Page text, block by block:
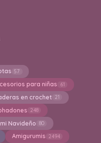
57
para niñas 61
en crochet 21
248
Navideño 80
Amigurumis 2494